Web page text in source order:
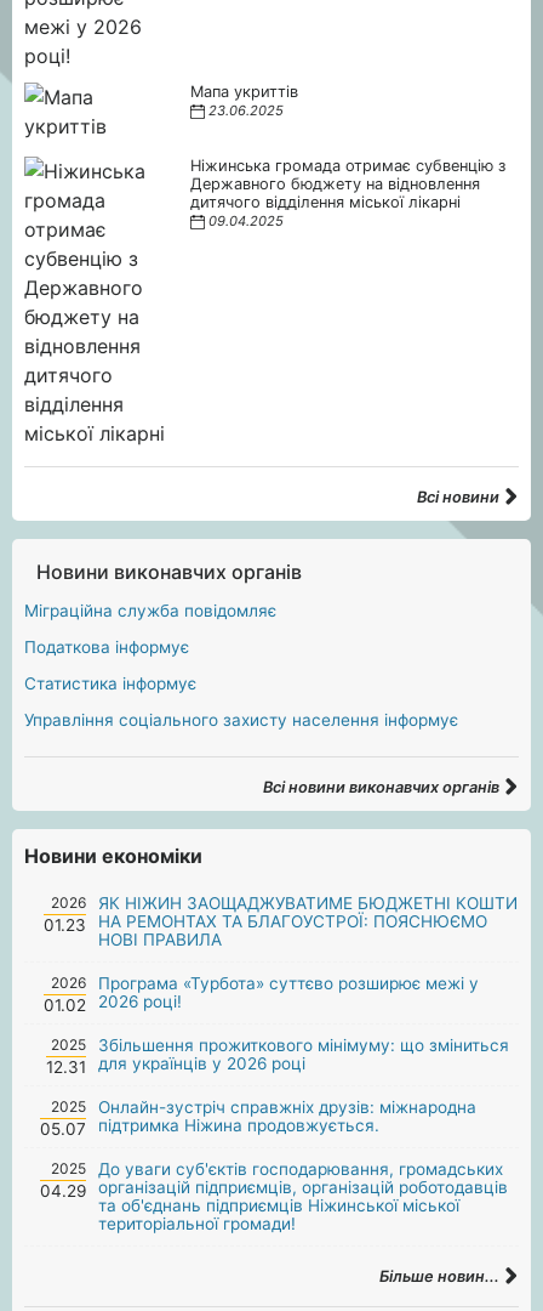
Мапа укриттів
23.06.2025
Ніжинська громада отримає субвенцію з
Державного бюджету на відновлення
дитячого відділення міської лікарні
09.04.2025
Всі новини
Новини виконавчих органів
Міграційна служба повідомляє
Податкова інформує
Статистика інформує
Управління соціального захисту населення інформує
Всі новини виконавчих органів
Новини економіки
2026
01.23
ЯК НІЖИН ЗАОЩАДЖУВАТИМЕ БЮДЖЕТНІ КОШТИ
НА РЕМОНТАХ ТА БЛАГОУСТРОЇ: ПОЯСНЮЄМО
НОВІ ПРАВИЛА
2026
01.02
Програма «Турбота» суттєво розширює межі у
2026 році!
2025
12.31
Збільшення прожиткового мінімуму: що зміниться
для українців у 2026 році
2025
05.07
Онлайн-зустріч справжніх друзів: міжнародна
підтримка Ніжина продовжується.
2025
04.29
До уваги суб'єктів господарювання, громадських
організацій підприємців, організацій роботодавців
та об'єднань підприємців Ніжинської міської
територіальної громади!
Більше новин...